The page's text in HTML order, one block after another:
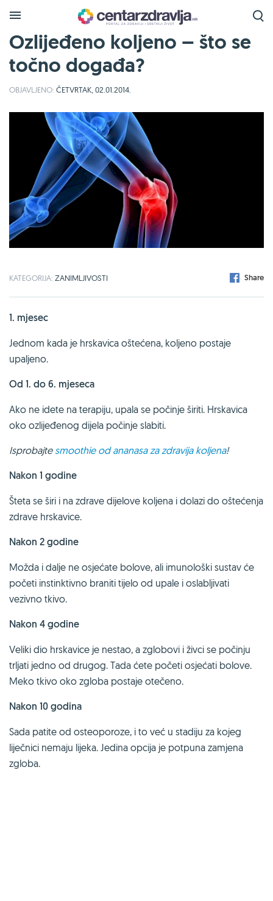
Ozlijeđeno koljeno – što se
točno događa?
OBJAVLJENO: ČETVRTAK, 02.01.2014.
KATEGORIJA: ZANIMLJIVOSTI Share
1. mjesec
Jednom kada je hrskavica oštećena, koljeno postaje
upaljeno.
Od 1. do 6. mjeseca
Ako ne idete na terapiju, upala se počinje širiti. Hrskavica
oko ozlijeđenog dijela počinje slabiti.
Isprobajte smoothie od ananasa za zdravija koljena!
Nakon 1 godine
Šteta se širi i na zdrave dijelove koljena i dolazi do oštećenja
zdrave hrskavice.
Nakon 2 godine
Možda i dalje ne osjećate bolove, ali imunološki sustav će
početi instinktivno braniti tijelo od upale i oslabljivati
vezivno tkivo.
Nakon 4 godine
Veliki dio hrskavice je nestao, a zglobovi i živci se počinju
trljati jedno od drugog. Tada ćete početi osjećati bolove.
Meko tkivo oko zgloba postaje otečeno.
Nakon 10 godina
Sada patite od osteoporoze, i to već u stadiju za kojeg
liječnici nemaju lijeka. Jedina opcija je potpuna zamjena
zgloba.